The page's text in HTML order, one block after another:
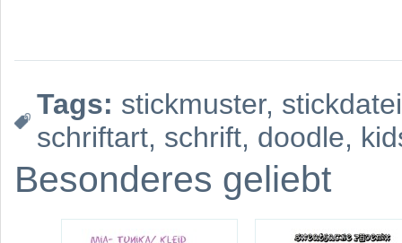
Tags: stickmuster, stickdatei
schriftart, schrift, doodle,
Besonderes geliebt